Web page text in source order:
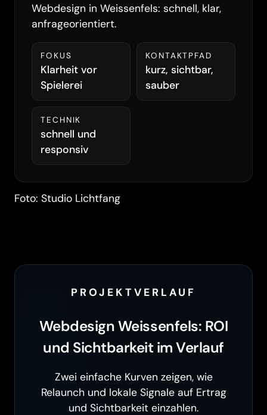
Webdesign in Weissenfels: schnell, klar,
anfrageorientiert.
FOKUS
Klarheit vor
Spielerei
KONTAKTPFAD
kurz, sichtbar,
sauber
TECHNIK
schnell und
responsiv
Foto: Studio Lichtfang
PROJEKTVERLAUF
Webdesign Weissenfels: ROI
und Sichtbarkeit im Verlauf
Zwei einfache Kurven zeigen, wie
Relaunch und lokale Signale auf Ertrag
und Sichtbarkeit einzahlen.